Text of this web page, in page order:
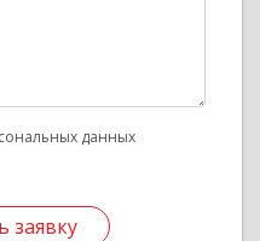
данных
заявку